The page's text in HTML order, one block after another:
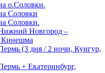
о.Соловки.
Соловки
Соловки.
Новгород –
Кинешма
(3 дня / 2 ночи, Кунгур,
+ Екатеринбург,